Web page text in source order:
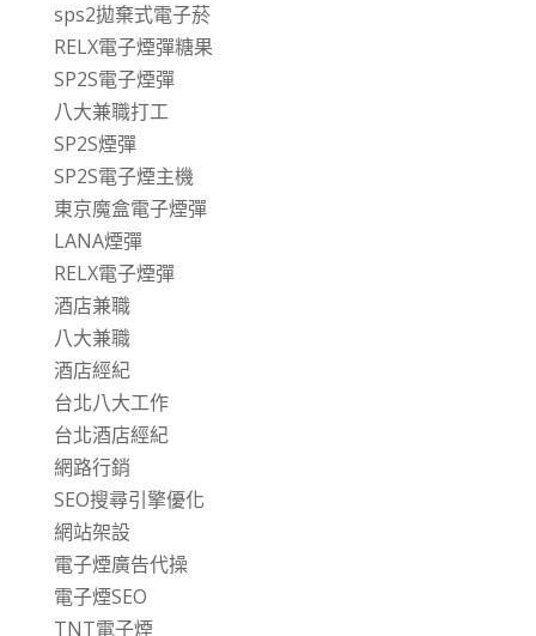
sps2拋棄式電子菸
RELX電子煙彈糖果
SP2S電子煙彈
八大兼職打工
SP2S煙彈
SP2S電子煙主機
東京魔盒電子煙彈
LANA煙彈
RELX電子煙彈
酒店兼職
八大兼職
酒店經紀
台北八大工作
台北酒店經紀
網路行銷
SEO搜尋引擎優化
網站架設
電子煙廣告代操
電子煙SEO
TNT電子煙